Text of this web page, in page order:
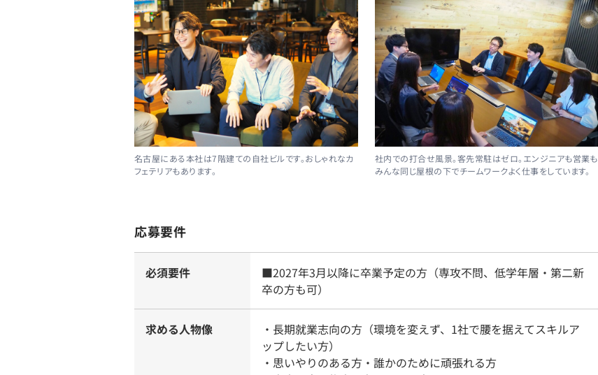
名古屋にある本社は7階建ての自社ビルです。おしゃれなカ
フェテリアもあります。
社内での打合せ風景。客先常駐はゼロ。エンジニアも営業も
みんな同じ屋根の下でチームワークよく仕事をしています。
応募要件
必須要件
■2027年3月以降に卒業予定の方（専攻不問、低学年層・第二新
卒の方も可）
求める人物像
・長期就業志向の方（環境を変えず、1社で腰を据えてスキルア
ップしたい方）
・思いやりのある方・誰かのために頑張れる方